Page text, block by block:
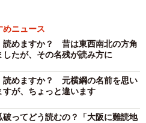
めニュース
読めますか？ 昔は東西南北の方角
たが、その名残が読み方に
読めますか？ 元横綱の名前を思い
が、ちょっと違います
ってどう読むの？「大阪に難読地